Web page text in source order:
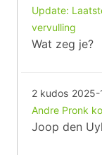
Update:
vervulling
Wat zeg je?
2 kudos
Andre Pronk
Joop den